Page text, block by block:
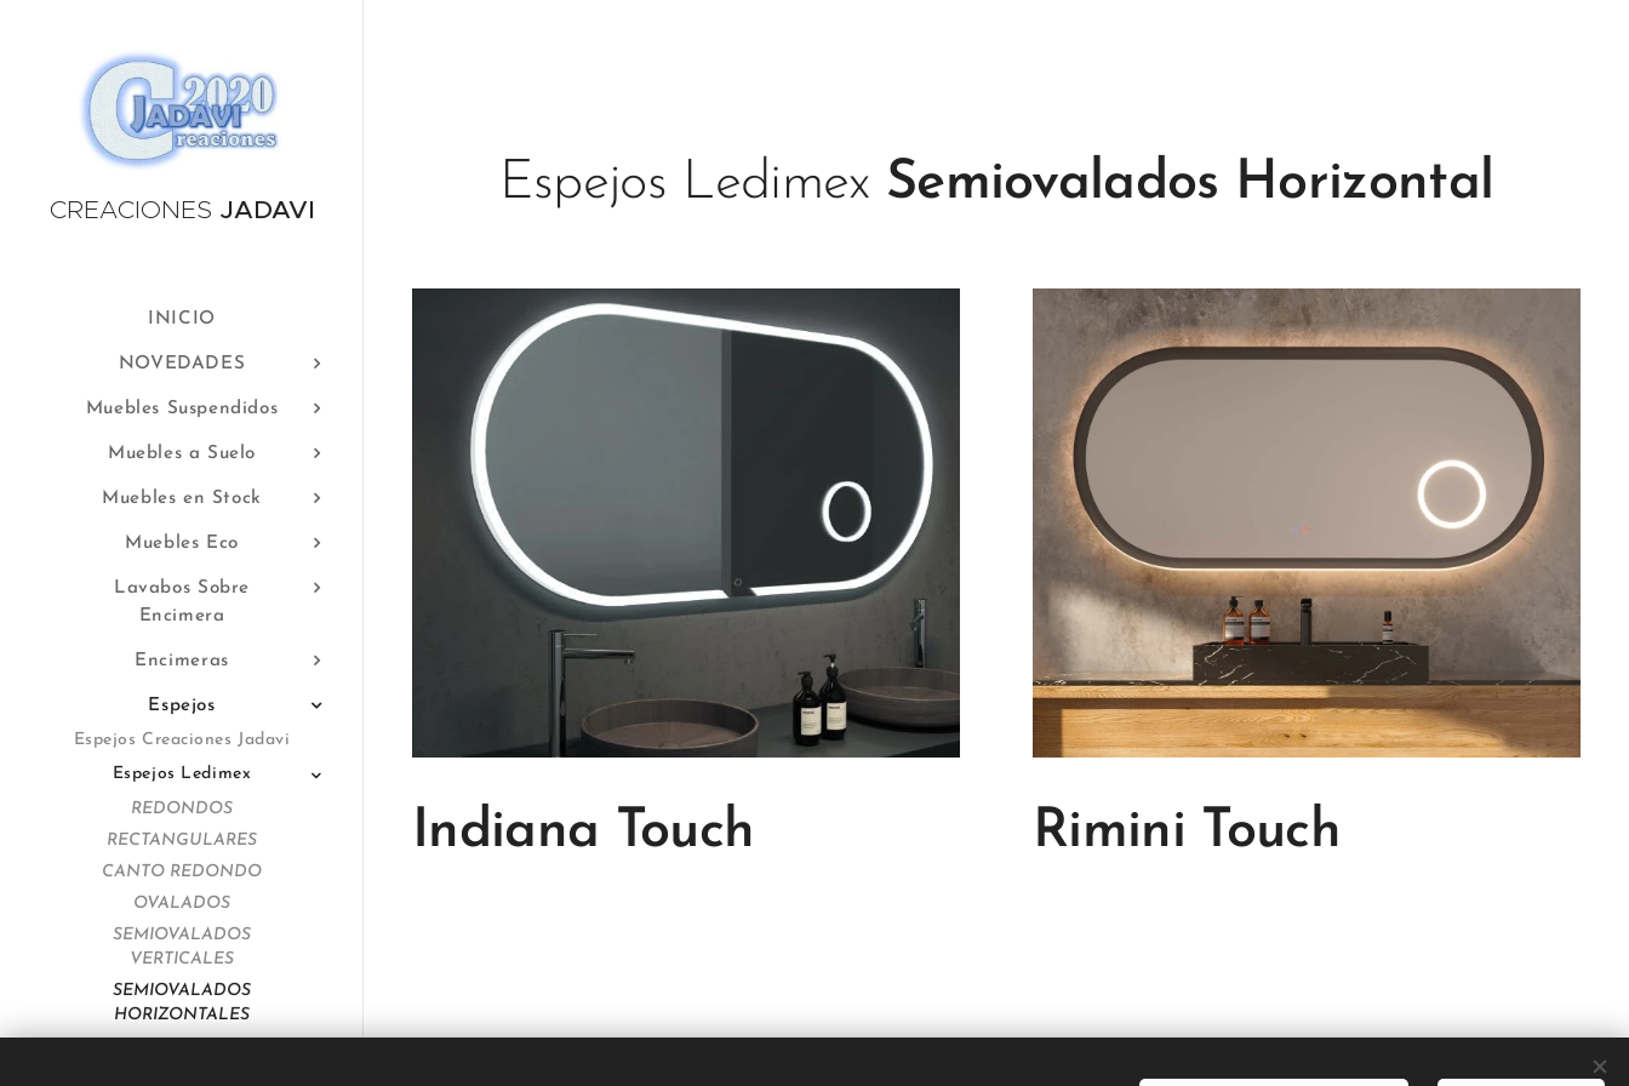
CREACIONES JADAVI
INICIO
NOVEDADES
Muebles Suspendidos
Muebles a Suelo
Muebles en Stock
Muebles Eco
Lavabos Sobre
Encimera
Encimeras
Espejos
Espejos Creaciones Jadavi
Espejos Ledimex
REDONDOS
RECTANGULARES
CANTO REDONDO
OVALADOS
SEMIOVALADOS
VERTICALES
SEMIOVALADOS
HORIZONTALES
Espejos Ledimex Semiovalados Horizontal
Indiana Touch Rimini Touch